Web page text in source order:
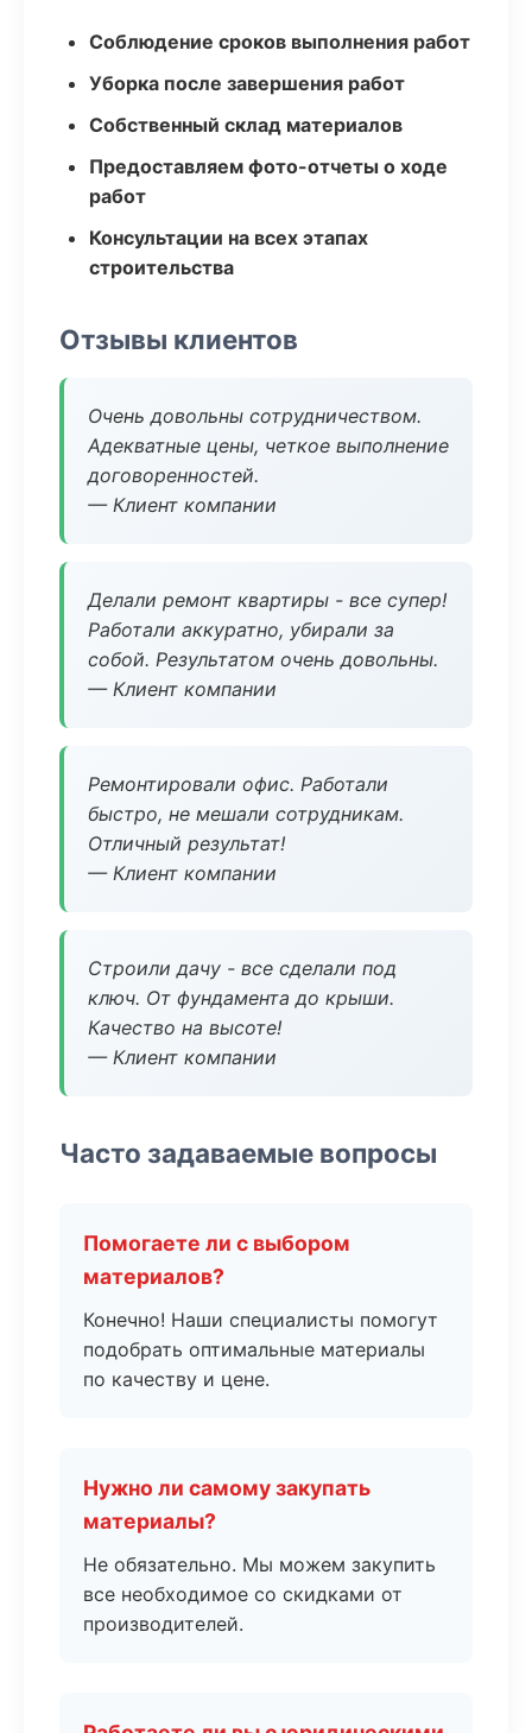
Соблюдение сроков выполнения работ
Уборка после завершения работ
Собственный склад материалов
Предоставляем фото-отчеты о ходе
работ
Консультации на всех этапах
строительства
Отзывы клиентов
Очень довольны сотрудничеством.
Адекватные цены, четкое выполнение
договоренностей.
— Клиент компании
Делали ремонт квартиры - все супер!
Работали аккуратно, убирали за
собой. Результатом очень довольны.
— Клиент компании
Ремонтировали офис. Работали
быстро, не мешали сотрудникам.
Отличный результат!
— Клиент компании
Строили дачу - все сделали под
ключ. От фундамента до крыши.
Качество на высоте!
— Клиент компании
Часто задаваемые вопросы
Помогаете ли с выбором
материалов?
Конечно! Наши специалисты помогут
подобрать оптимальные материалы
по качеству и цене.
Нужно ли самому закупать
материалы?
Не обязательно. Мы можем закупить
все необходимое со скидками от
производителей.